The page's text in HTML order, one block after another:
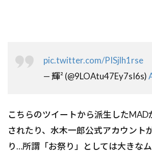
pic.twitter.com/PISjlh1rse
— 輝² (@9LOAtu47Ey7sI6s)
こちらのツイートから派生したMAD
されたり、水木一郎公式アカウント
り…所謂「お祭り」としては大きな